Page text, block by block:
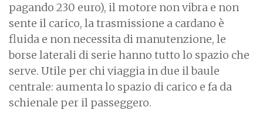
pagando 230 euro), il motore non vibra e non
sente il carico, la trasmissione a cardano è
fluida e non necessita di manutenzione, le
borse laterali di serie hanno tutto lo spazio che
serve. Utile per chi viaggia in due il baule
centrale: aumenta lo spazio di carico e fa da
schienale per il passeggero.